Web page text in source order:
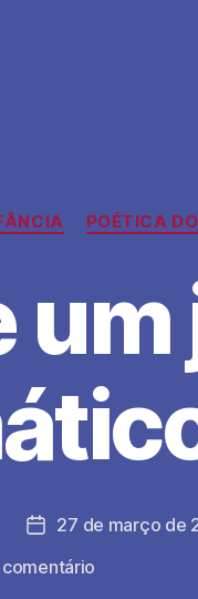
POÉTICA
Data
publicação
27 de março de
comentário